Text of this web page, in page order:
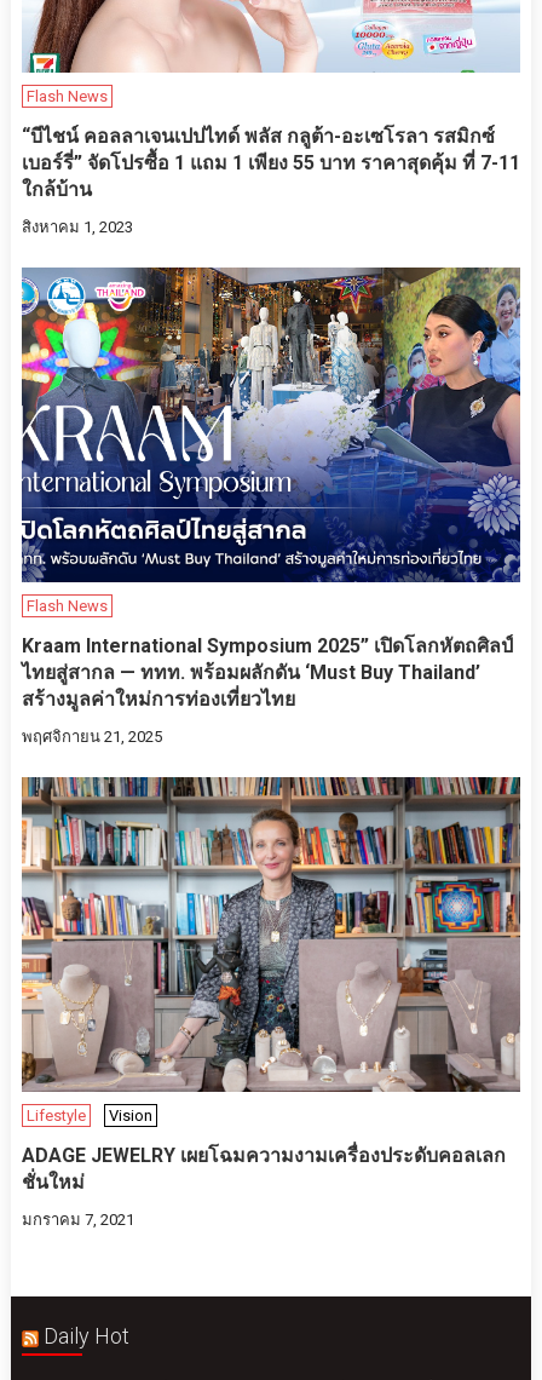
Flash News
“บีไชน์ คอลลาเจนเปปไทด์ พลัส กลูต้า-อะเซโรลา รสมิกซ์
เบอร์รี่” จัดโปรซื้อ 1 แถม 1 เพียง 55 บาท ราคาสุดคุ้ม ที่ 7-11
ใกล้บ้าน
สิงหาคม 1, 2023
Flash News
Kraam International Symposium 2025” เปิดโลกหัตถศิลป์
ไทยสู่สากล — ททท. พร้อมผลักดัน ‘Must Buy Thailand’
สร้างมูลค่าใหม่การท่องเที่ยวไทย
พฤศจิกายน 21, 2025
Lifestyle Vision
ADAGE JEWELRY เผยโฉมความงามเครื่องประดับคอลเลก
ชั่นใหม่
มกราคม 7, 2021
Daily Hot